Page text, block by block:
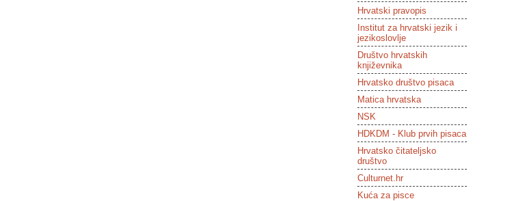
Hrvatski pravopis
Institut za hrvatski jezik i
jezikoslovlje
Društvo hrvatskih
književnika
Hrvatsko društvo pisaca
Matica hrvatska
NSK
HDKDM - Klub prvih pisaca
Hrvatsko čitateljsko
društvo
Culturnet.hr
Kuća za pisce